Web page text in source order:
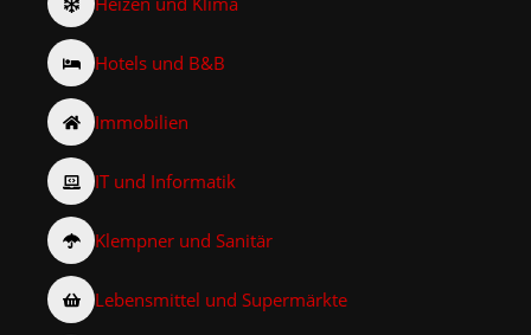
Hotels und B&B
Immobilien
IT und Informatik
Klempner und Sanitär
Lebensmittel und Supermärkte